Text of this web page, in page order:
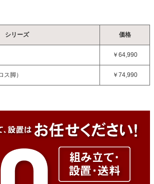
シリーズ 価格
￥64,990
ス脚） ￥74,990